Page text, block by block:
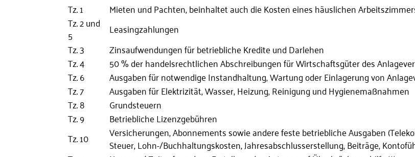
Tz. 1
Mieten und Pachten, beinhaltet auch die Kosten eines häuslichen
Tz. 2 und
5
Leasingzahlungen
Tz. 3
Zinsaufwendungen für betriebliche Kredite und Darlehen
Tz. 4
50 % der handelsrechtlichen Abschreibungen für Wirtschaftsgüter des
Tz. 6
Ausgaben für notwendige Instandhaltung, Wartung oder Einlagerung von
Tz. 7
Ausgaben für Elektrizität, Wasser, Heizung, Reinigung und Hygienemaßnahmen
Tz. 8
Grundsteuern
Tz. 9
Betriebliche Lizenzgebühren
Tz. 10
Versicherungen, Abonnements sowie andere feste betriebliche Ausgaben
Steuer, Lohn-/Buchhaltungskosten, Jahresabschlusserstellung, Beiträge,